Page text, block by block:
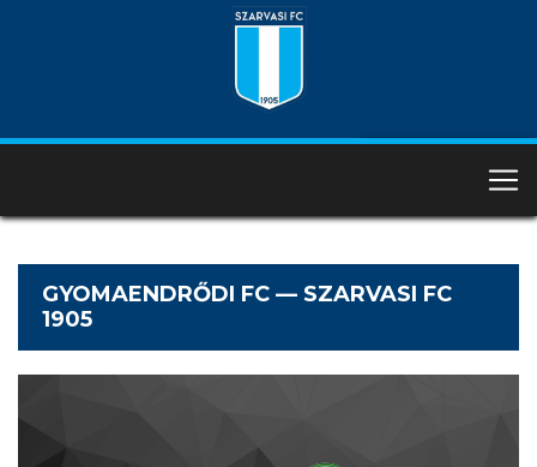
GYOMAENDRŐDI FC — SZARVASI FC
1905